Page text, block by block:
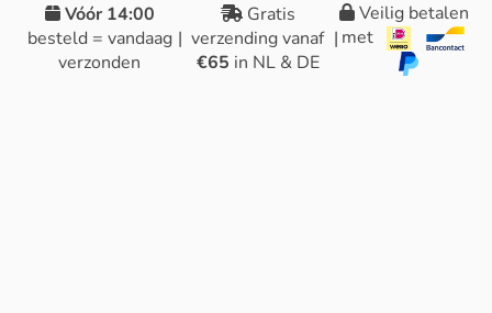
Vóór 14:00
besteld = vandaag
verzonden
|
Gratis
verzending vanaf
€65 in NL & DE
|
Veilig betalen
met